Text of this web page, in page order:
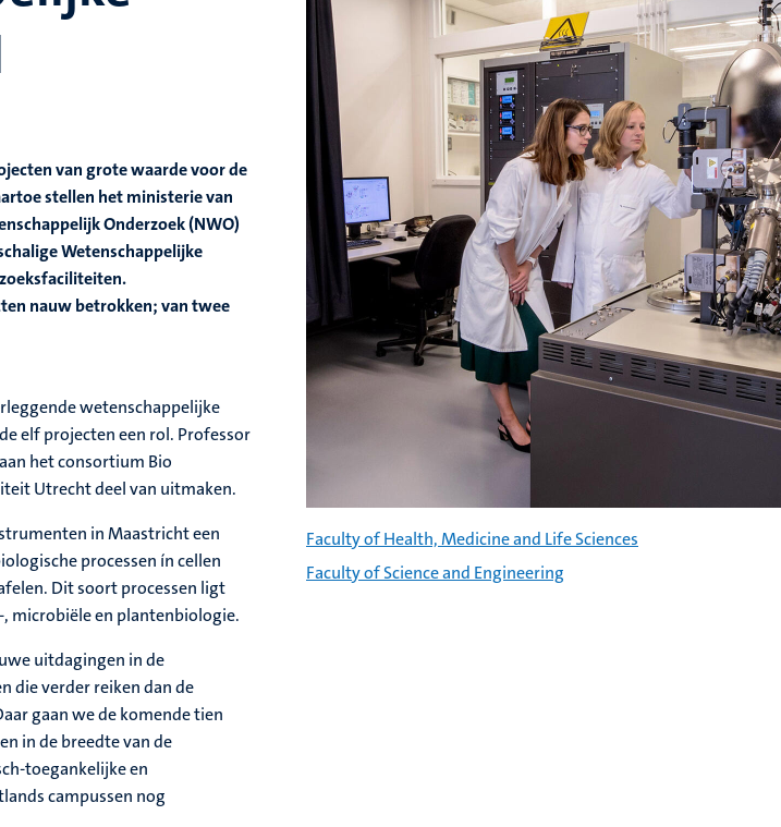
van grote waarde voor de
stellen het ministerie van
Onderzoek (NWO)
Wetenschappelijke
nauw betrokken; van twee
wetenschappelijke
elf projecten een rol. Professor
het consortium Bio
Utrecht deel van uitmaken.
in Maastricht een
processen ín cellen
Dit soort processen ligt
microbiële en plantenbiologie.
uitdagingen in de
die verder reiken dan de
gaan we de komende tien
in de breedte van de
toegankelijke en
campussen nog
Faculty of Health, Medicine and Life Sciences
Faculty of Science and Engineering